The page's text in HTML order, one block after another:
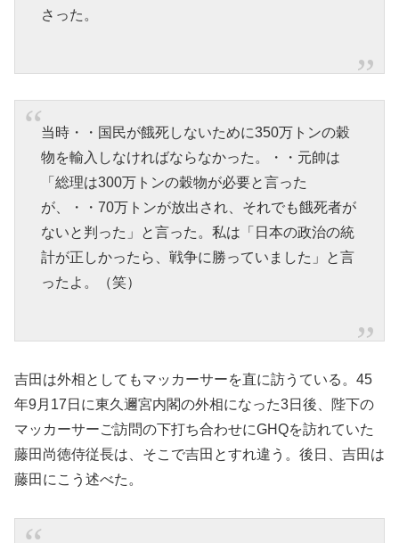
さった。
当時・・国民が餓死しないために350万トンの穀
物を輸入しなければならなかった。・・元帥は
「総理は300万トンの穀物が必要と言った
が、・・70万トンが放出され、それでも餓死者が
ないと判った」と言った。私は「日本の政治の統
計が正しかったら、戦争に勝っていました」と言
ったよ。（笑）
吉田は外相としてもマッカーサーを直に訪うている。45
年9月17日に東久邇宮内閣の外相になった3日後、陛下の
マッカーサーご訪問の下打ち合わせにGHQを訪れていた
藤田尚徳侍従長は、そこで吉田とすれ違う。後日、吉田は
藤田にこう述べた。